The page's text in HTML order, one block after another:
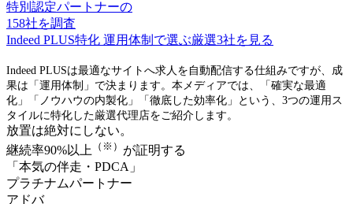
特別認定パートナーの
158社を調査
Indeed PLUS特化 運用体制で選ぶ厳選3社を見る
Indeed PLUSは最適なサイトへ求人を自動配信する仕組みですが、成
果は「運用体制」で決まります。本メディアでは、「確実な最適
化」「ノウハウの内製化」「徹底した効率化」という、3つの運用ス
タイルに特化した厳選代理店をご紹介します。
放置は絶対にしない。
継続率90%以上
（※） が証明する
「本気の伴走・PDCA」
プラチナムパートナー
アドバ